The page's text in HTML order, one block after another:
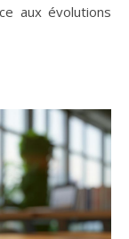
aux évolutions